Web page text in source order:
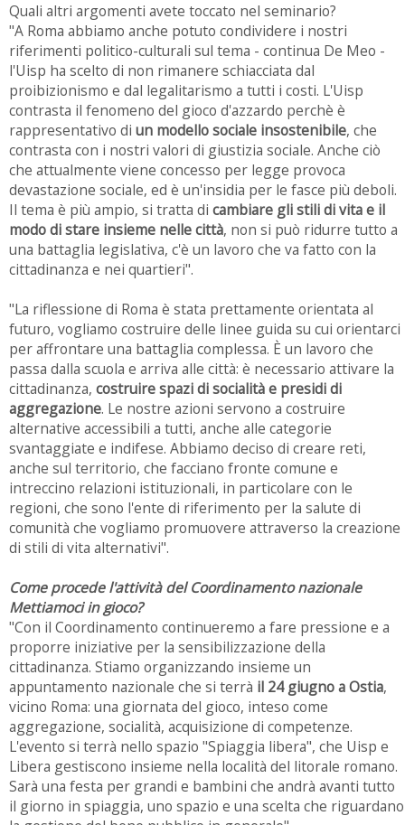
Quali altri argomenti avete toccato nel seminario?
"A Roma abbiamo anche potuto condividere i nostri
riferimenti politico-culturali sul tema - continua De Meo -
l'Uisp ha scelto di non rimanere schiacciata dal
proibizionismo e dal legalitarismo a tutti i costi. L'Uisp
contrasta il fenomeno del gioco d'azzardo perchè è
rappresentativo di un modello sociale insostenibile, che
contrasta con i nostri valori di giustizia sociale. Anche ciò
che attualmente viene concesso per legge provoca
devastazione sociale, ed è un'insidia per le fasce più deboli.
Il tema è più ampio, si tratta di cambiare gli stili di vita e il
modo di stare insieme nelle città, non si può ridurre tutto a
una battaglia legislativa, c'è un lavoro che va fatto con la
cittadinanza e nei quartieri".
"La riflessione di Roma è stata prettamente orientata al
futuro, vogliamo costruire delle linee guida su cui orientarci
per affrontare una battaglia complessa. È un lavoro che
passa dalla scuola e arriva alle città: è necessario attivare la
cittadinanza, costruire spazi di socialità e presidi di
aggregazione. Le nostre azioni servono a costruire
alternative accessibili a tutti, anche alle categorie
svantaggiate e indifese. Abbiamo deciso di creare reti,
anche sul territorio, che facciano fronte comune e
intreccino relazioni istituzionali, in particolare con le
regioni, che sono l'ente di riferimento per la salute di
comunità che vogliamo promuovere attraverso la creazione
di stili di vita alternativi".
Come procede l'attività del Coordinamento nazionale
Mettiamoci in gioco?
"Con il Coordinamento continueremo a fare pressione e a
proporre iniziative per la sensibilizzazione della
cittadinanza. Stiamo organizzando insieme un
appuntamento nazionale che si terrà il 24 giugno a Ostia,
vicino Roma: una giornata del gioco, inteso come
aggregazione, socialità, acquisizione di competenze.
L'evento si terrà nello spazio "Spiaggia libera", che Uisp e
Libera gestiscono insieme nella località del litorale romano.
Sarà una festa per grandi e bambini che andrà avanti tutto
il giorno in spiaggia, uno spazio e una scelta che riguardano